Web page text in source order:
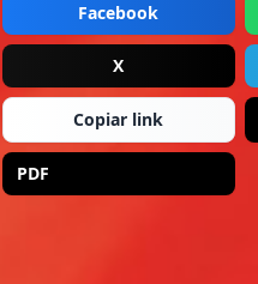
Facebook
X
Copiar link
PDF